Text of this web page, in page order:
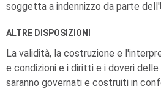
soggetta a indennizzo da parte
ALTRE DISPOSIZIONI
La validità, la costruzione e
e condizioni e i diritti e i doveri
saranno governati e costruiti in